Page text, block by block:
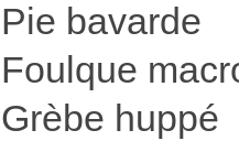
Pie bavarde
Foulque
Grèbe huppé